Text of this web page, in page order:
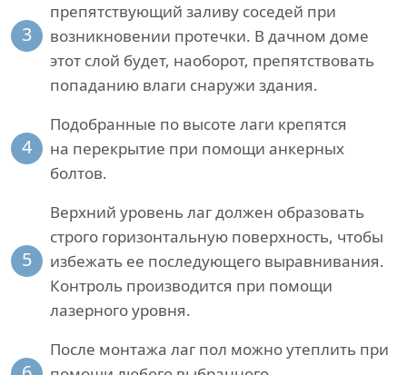
3
препятствующий заливу соседей при
возникновении протечки. В дачном доме
этот слой будет, наоборот, препятствовать
попаданию влаги снаружи здания.
4
Подобранные по высоте лаги крепятся
на перекрытие при помощи анкерных
болтов.
5
Верхний уровень лаг должен образовать
строго горизонтальную поверхность, чтобы
избежать ее последующего выравнивания.
Контроль производится при помощи
лазерного уровня.
После монтажа лаг пол можно утеплить при